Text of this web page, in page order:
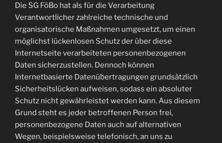
Die SG FöBo hat als für die Verarbeitung
Verantwortlicher zahlreiche technische und
organisatorische Maßnahmen umgesetzt, um einen
möglichst lückenlosen Schutz der über diese
Internetseite verarbeiteten personenbezogenen
Daten sicherzustellen. Dennoch können
Internetbasierte Datenübertragungen grundsätzlich
Sicherheitslücken aufweisen, sodass ein absoluter
Schutz nicht gewährleistet werden kann. Aus diesem
Grund steht es jeder betroffenen Person frei,
personenbezogene Daten auch auf alternativen
Wegen, beispielsweise telefonisch, an uns zu